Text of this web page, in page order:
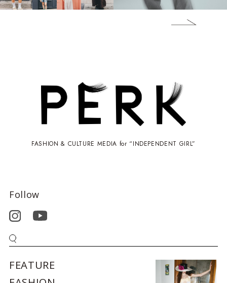
FASHION & CULTURE MEDIA for “INDEPENDENT GIRL”
Follow
FEATURE